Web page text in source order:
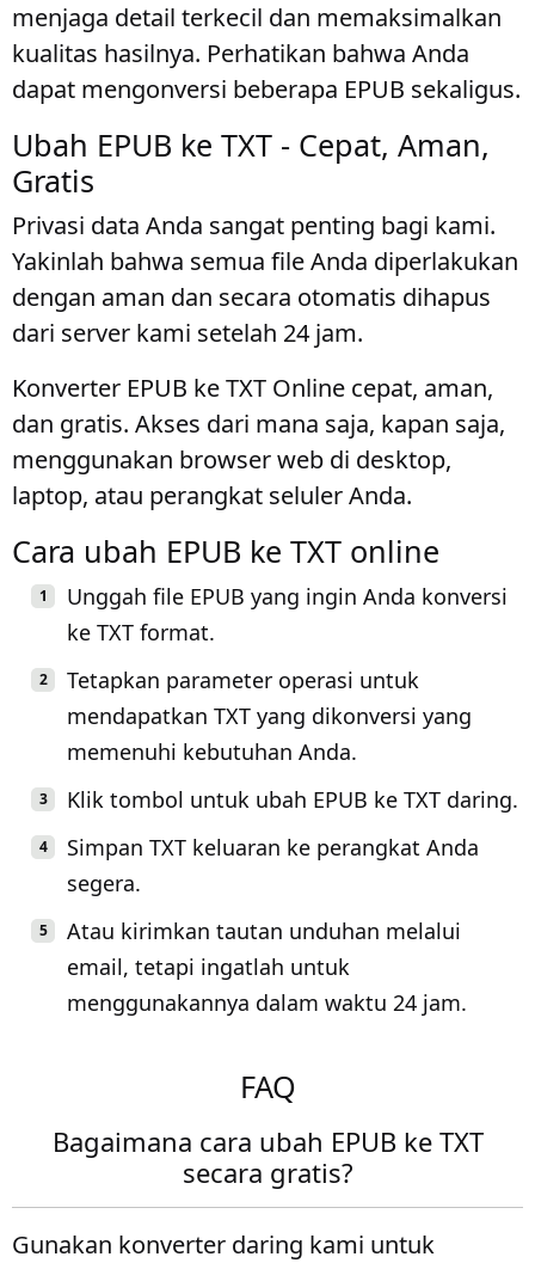
menjaga detail terkecil dan memaksimalkan
kualitas hasilnya. Perhatikan bahwa Anda
dapat mengonversi beberapa EPUB sekaligus.
Ubah EPUB ke TXT - Cepat, Aman,
Gratis
Privasi data Anda sangat penting bagi kami.
Yakinlah bahwa semua file Anda diperlakukan
dengan aman dan secara otomatis dihapus
dari server kami setelah 24 jam.
Konverter EPUB ke TXT Online cepat, aman,
dan gratis. Akses dari mana saja, kapan saja,
menggunakan browser web di desktop,
laptop, atau perangkat seluler Anda.
Cara ubah EPUB ke TXT online
Unggah file EPUB yang ingin Anda konversi
ke TXT format.
Tetapkan parameter operasi untuk
mendapatkan TXT yang dikonversi yang
memenuhi kebutuhan Anda.
Klik tombol untuk ubah EPUB ke TXT daring.
Simpan TXT keluaran ke perangkat Anda
segera.
Atau kirimkan tautan unduhan melalui
email, tetapi ingatlah untuk
menggunakannya dalam waktu 24 jam.
FAQ
Bagaimana cara ubah EPUB ke TXT
secara gratis?
Gunakan konverter daring kami untuk